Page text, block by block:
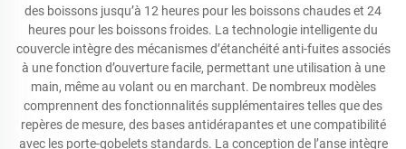
des boissons jusqu’à 12 heures pour les boissons chaudes et 24
heures pour les boissons froides. La technologie intelligente du
couvercle intègre des mécanismes d’étanchéité anti-fuites associés
à une fonction d’ouverture facile, permettant une utilisation à une
main, même au volant ou en marchant. De nombreux modèles
comprennent des fonctionnalités supplémentaires telles que des
repères de mesure, des bases antidérapantes et une compatibilité
avec les porte-gobelets standards. La conception de l’anse intègre